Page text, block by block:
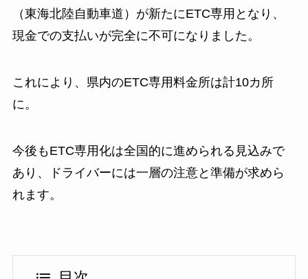
（東海北陸自動車道）が新たにETC専用となり、
現金での支払いが完全に不可になりました。
これにより、県内のETC専用料金所は計10カ所
に。
今後もETC専用化は全国的に進められる見込みで
あり、ドライバーには一層の注意と準備が求めら
れます。